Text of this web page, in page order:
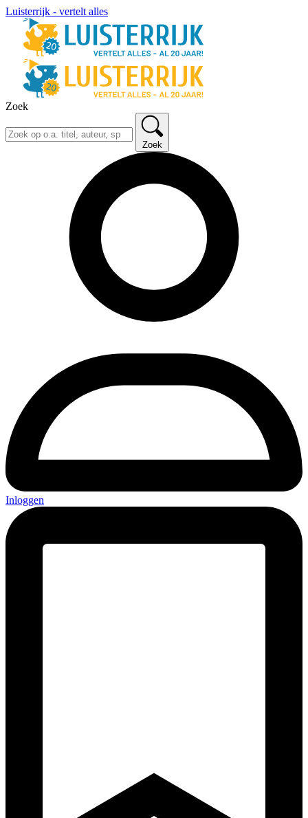
Luisterrijk - vertelt alles
Zoek
Zoek
Inloggen